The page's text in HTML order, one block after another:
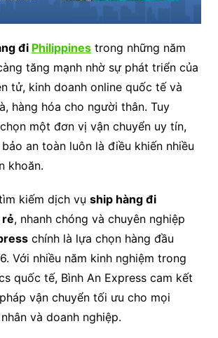
đi Philippinestrong những năm
tăng mạnh nhờ sự phát triển của
tử, kinh doanh online quốc tế và
hàng hóa cho người thân. Tuy
một đơn vị vận chuyển uy tín,
an toàn luôn là điều khiến nhiều
khoăn.
kiếm dịch vụ ship hàng đi
, nhanh chóng và chuyên nghiệp
chính là lựa chọn hàng đầu
Với nhiều năm kinh nghiệm trong
quốc tế, Bình An Express cam kết
vận chuyển tối ưu cho mọi
và doanh nghiệp.